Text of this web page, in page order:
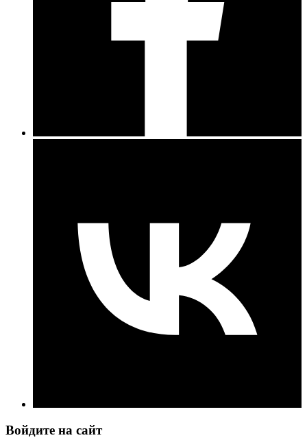
Войдите на сайт